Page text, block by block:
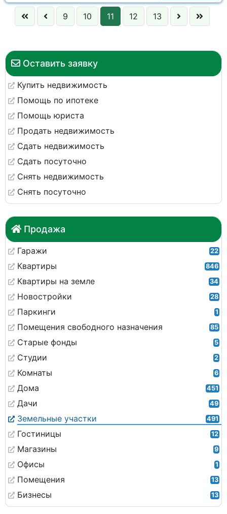
Оставить заявку
Купить недвижимость
Помощь по ипотеке
Помощь юриста
Продать недвижимость
Сдать недвижимость
Сдать посуточно
Снять недвижимость
Снять посуточно
Продажа
Гаражи 22
Квартиры 846
Квартиры на земле 34
Новостройки 28
Паркинги 1
Помещения свободного назначения 85
Старые фонды 5
Студии 2
Комнаты 6
Дома 451
Дачи 49
Земельные участки 491
Гостиницы 12
Магазины 9
Офисы 1
Помещения 13
Бизнесы 13
9 10 11 12 13